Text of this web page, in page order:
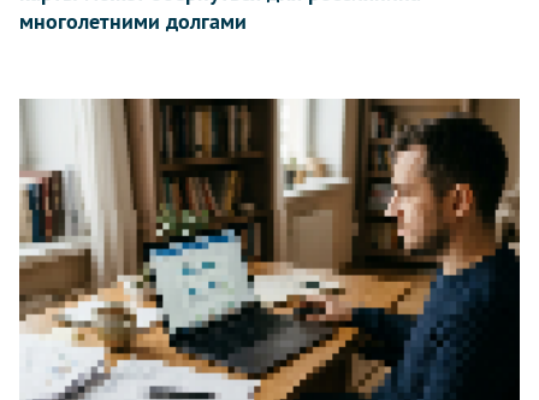
многолетними долгами